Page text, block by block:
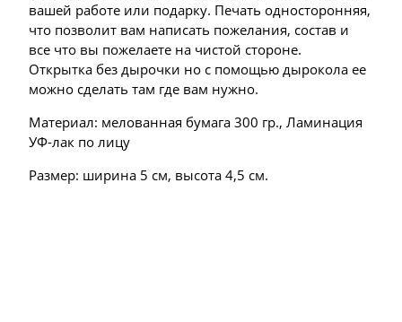
вашей работе или подарку. Печать односторонняя,
что позволит вам написать пожелания, состав и
все что вы пожелаете на чистой стороне.
Открытка без дырочки но с помощью дырокола ее
можно сделать там где вам нужно.
Материал: мелованная бумага 300 гр., Ламинация
УФ-лак по лицу
Размер: ширина 5 см, высота 4,5 см.